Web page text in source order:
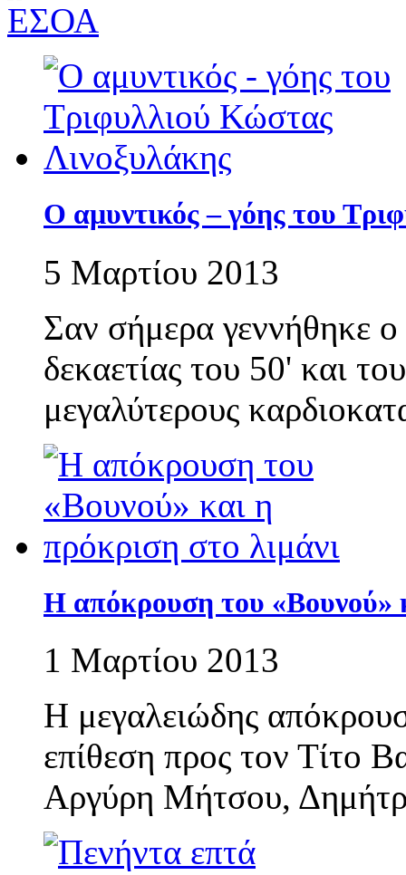
Ο αμυντικός – γόης του
5 Μαρτίου 2013
Σαν σήμερα γεννήθηκε
δεκαετίας του 50' και
μεγαλύτερους
Η απόκρουση του «Βουνού»
1 Μαρτίου 2013
Η μεγαλειώδης
επίθεση προς τον Τίτο
Αργύρη Μήτσου,